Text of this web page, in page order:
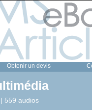
Obtenir un devis
559 audios